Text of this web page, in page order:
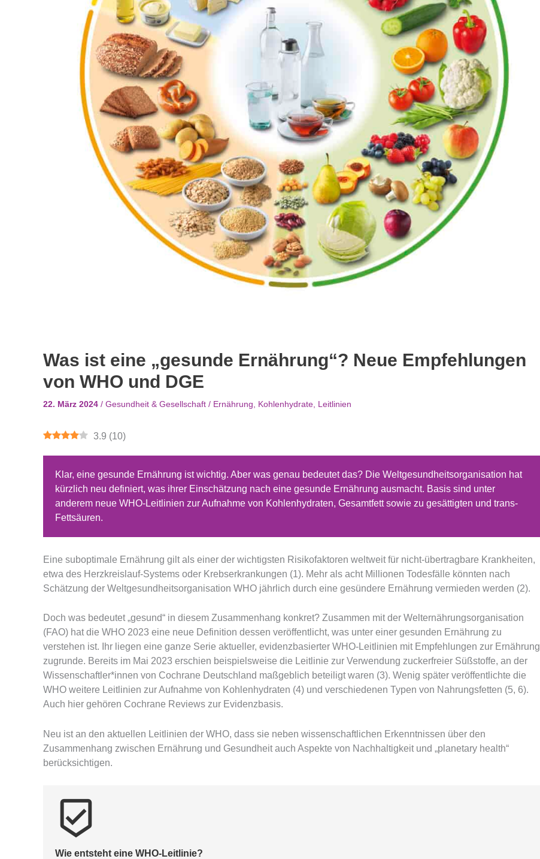
Was ist eine „gesunde Ernährung“? Neue Empfehlungen
von WHO und DGE
22. März 2024 / Gesundheit & Gesellschaft / Ernährung, Kohlenhydrate, Leitlinien
3.9 (10)
Klar, eine gesunde Ernährung ist wichtig. Aber was genau bedeutet das? Die Weltgesundheitsorganisation hat
kürzlich neu definiert, was ihrer Einschätzung nach eine gesunde Ernährung ausmacht. Basis sind unter
anderem neue WHO-Leitlinien zur Aufnahme von Kohlenhydraten, Gesamtfett sowie zu gesättigten und trans-
Fettsäuren.
Eine suboptimale Ernährung gilt als einer der wichtigsten Risikofaktoren weltweit für nicht-übertragbare Krankheiten,
etwa des Herzkreislauf-Systems oder Krebserkrankungen (1). Mehr als acht Millionen Todesfälle könnten nach
Schätzung der Weltgesundheitsorganisation WHO jährlich durch eine gesündere Ernährung vermieden werden (2).
Doch was bedeutet „gesund“ in diesem Zusammenhang konkret? Zusammen mit der Welternährungsorganisation
(FAO) hat die WHO 2023 eine neue Definition dessen veröffentlicht, was unter einer gesunden Ernährung zu
verstehen ist. Ihr liegen eine ganze Serie aktueller, evidenzbasierter WHO-Leitlinien mit Empfehlungen zur Ernährung
zugrunde. Bereits im Mai 2023 erschien beispielsweise die Leitlinie zur Verwendung zuckerfreier Süßstoffe, an der
Wissenschaftler*innen von Cochrane Deutschland maßgeblich beteiligt waren (3). Wenig später veröffentlichte die
WHO weitere Leitlinien zur Aufnahme von Kohlenhydraten (4) und verschiedenen Typen von Nahrungsfetten (5, 6).
Auch hier gehören Cochrane Reviews zur Evidenzbasis.
Neu ist an den aktuellen Leitlinien der WHO, dass sie neben wissenschaftlichen Erkenntnissen über den
Zusammenhang zwischen Ernährung und Gesundheit auch Aspekte von Nachhaltigkeit und „planetary health“
berücksichtigen.
beenhere
Wie entsteht eine WHO-Leitlinie?